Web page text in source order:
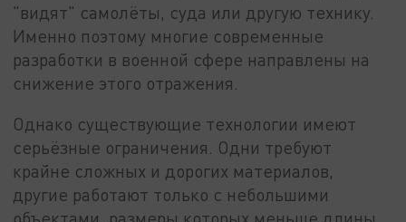
"видят" самолёты, суда или другую технику.
Именно поэтому многие современные
разработки в военной сфере направлены на
снижение этого отражения.
Однако существующие технологии имеют
серьёзные ограничения. Одни требуют
крайне сложных и дорогих материалов,
другие работают только с небольшими